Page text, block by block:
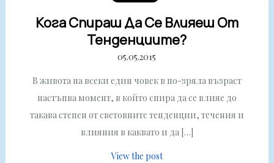
Кога Спираш Да Се Влияеш От
Тенденциите?
05.05.2015
В живота на всеки един човек в по-зряла възраст
настъпва момент, в който спира да се влияе до
такава степен от световните тенденции, течения и
влияния в каквато и да […]
View the post